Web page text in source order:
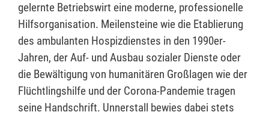
gelernte Betriebswirt eine moderne, professionelle
Hilfsorganisation. Meilensteine wie die Etablierung
des ambulanten Hospizdienstes in den 1990er-
Jahren, der Auf- und Ausbau sozialer Dienste oder
die Bewältigung von humanitären Großlagen wie der
Flüchtlingshilfe und der Corona-Pandemie tragen
seine Handschrift. Unnerstall bewies dabei stets